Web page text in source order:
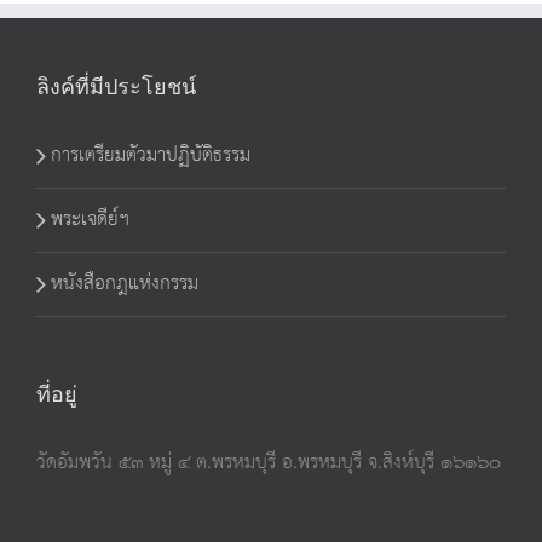
ลิงค์ที่มีประโยชน์
การเตรียมตัวมาปฏิบัติธรรม
พระเจดีย์ฯ
หนังสือกฎแห่งกรรม
ที่อยู่
วัดอัมพวัน ๕๓ หมู่ ๔ ต.พรหมบุรี อ.พรหมบุรี จ.สิงห์บุรี ๑๖๑๖๐